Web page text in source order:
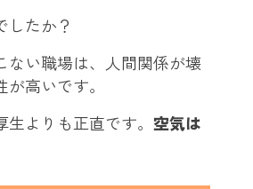
したか？
ない職場は、人間関係が壊
高いです。
よりも正直です。 空気は